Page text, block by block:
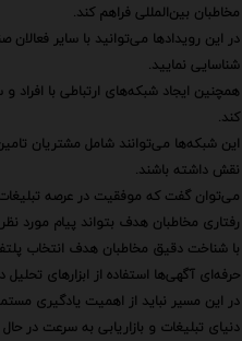
مخاطبان بین‌المللی فراهم کند.
در این رویدادها می‌توانید با سایر
شناسایی نمایید.
همچنین ایجاد شبکه‌های ارتباطی با
کند.
این شبکه‌ها می‌توانند شامل مشتریان
نقش داشته باشند.
می‌توان گفت که موفقیت در عرصه تبلیغات
رفتاری مخاطبان هدف بتواند پیام مورد
با شناخت دقیق مخاطبان هدف انتخاب
حرفه‌ای آگهی‌ها استفاده از ابزارهای
در این مسیر نباید از اهمیت یادگیری
دنیای تبلیغات و بازاریابی به سرعت در